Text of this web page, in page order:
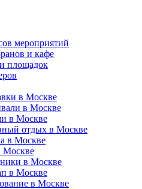
мероприятий
и кафе
площадок
в Москве
в Москве
в Москве
отдых в Москве
в Москве
Москве
в Москве
в Москве
в Москве